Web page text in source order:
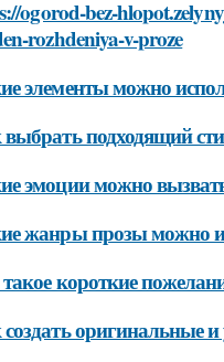
ogorod-bez-
rozhdeniya-v-proze
элементы можно
подходящий
эмоции можно
жанры прозы можно
короткие
оригинальные